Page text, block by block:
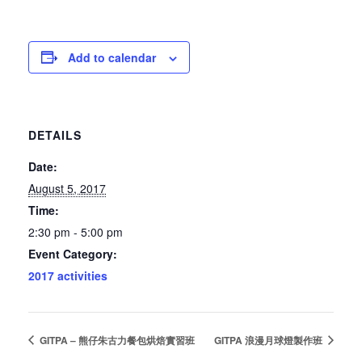
Add to calendar
DETAILS
Date:
August 5, 2017
Time:
2:30 pm - 5:00 pm
Event Category:
2017 activities
GITPA – 熊仔朱古力餐包烘焙實習班 GITPA 浪漫月球燈製作班